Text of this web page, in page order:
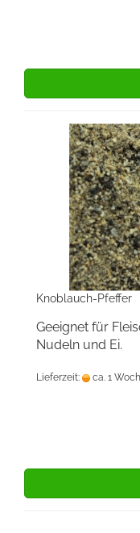
Knoblauch-Pfeffer
Geeignet für
Nudeln und Ei.
Lieferzeit: ca. 1